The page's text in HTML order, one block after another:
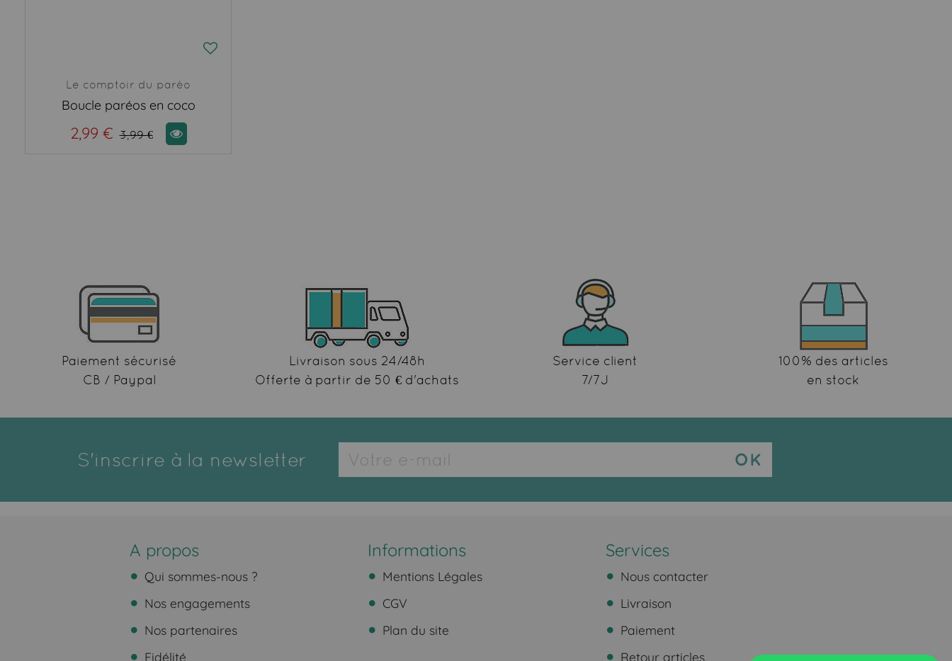
Le comptoir du paréo
Boucle paréos en coco
2,99 € 3,99 €
Paiement sécurisé
CB / Paypal
Livraison sous 24/48h
Offerte à partir de 50 € d'achats
Service client
7/7J
100% des articles
en stock
S'inscrire à la newsletter
A propos
Qui sommes-nous ?
Nos engagements
Nos partenaires
Fidélité
Informations
Mentions Légales
CGV
Plan du site
Services
Nous contacter
Livraison
Paiement
Retour articles